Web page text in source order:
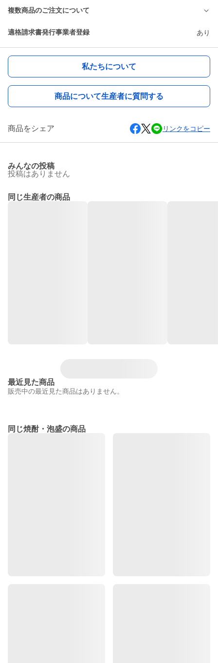
複数商品のご注文について
適格請求書発行事業者登録 あり
私たちについて
商品について生産者に質問する
商品をシェア リンクをコピー
みんなの投稿
投稿はありません
同じ生産者の商品
最近見た商品
販売中の最近見た商品はありません。
同じ焼酎・泡盛の商品